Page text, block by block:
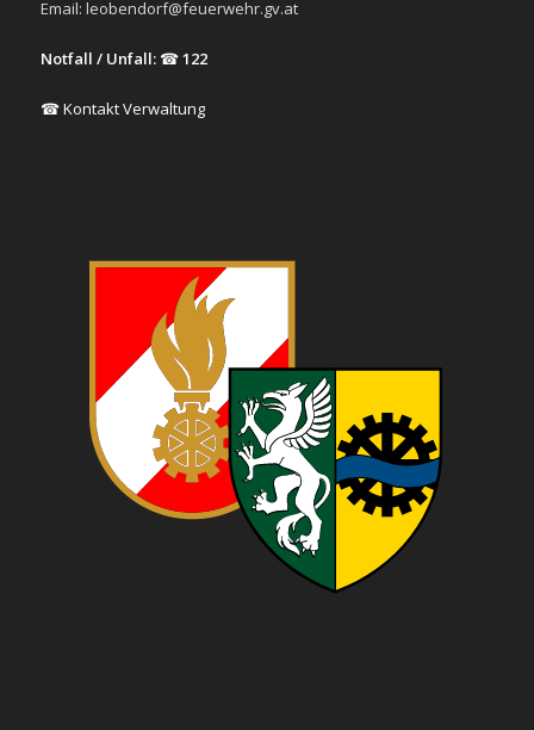
Email: leobendorf@feuerwehr.gv.at
Notfall / Unfall:☎122
☎ Kontakt Verwaltung